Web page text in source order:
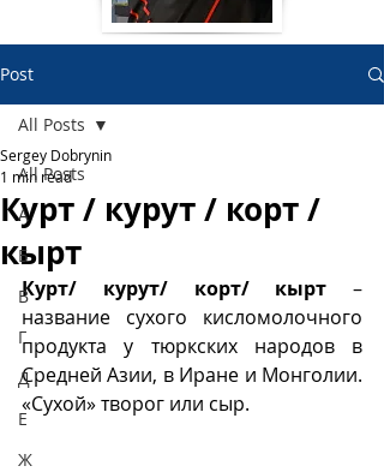
Post
All Posts
А
Б
В
Г
Д
Е
Ж
All Posts
Курт / курут / корт /
кырт
Sergey Dobrynin
1 min read
Курт/ курут/ корт/ кырт –
название сухого кисломолочного
продукта у тюркских народов в
Средней Азии, в Иране и Монголии.
«Сухой» творог или сыр.